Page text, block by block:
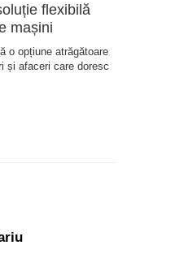
flexibilă
mașini
o opțiune atrăgătoare
și afaceri care doresc